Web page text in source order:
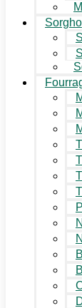
Sorgho